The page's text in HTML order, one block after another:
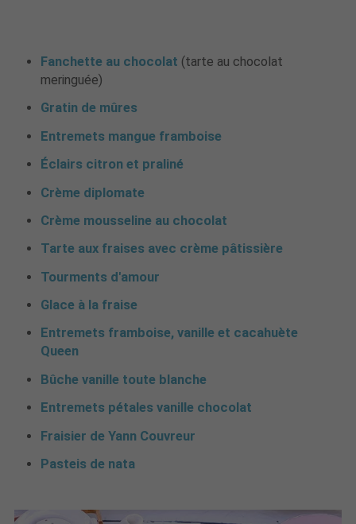
Fanchette au chocolat (tarte au chocolat
meringuée)
Gratin de mûres
Entremets mangue framboise
Éclairs citron et praliné
Crème diplomate
Crème mousseline au chocolat
Tarte aux fraises avec crème pâtissière
Tourments d'amour
Glace à la fraise
Entremets framboise, vanille et cacahuète
Queen
Bûche vanille toute blanche
Entremets pétales vanille chocolat
Fraisier de Yann Couvreur
Pasteis de nata